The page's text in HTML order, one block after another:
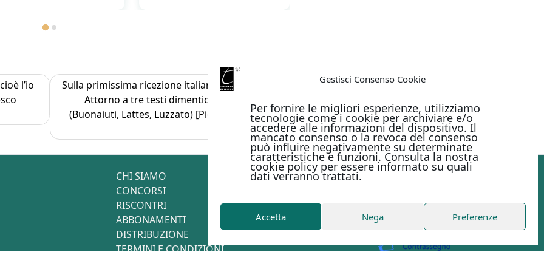
Gestisci Consenso Cookie
Per fornire le migliori esperienze, utilizziamo
tecnologie come i cookie per archiviare e/o
accedere alle informazioni del dispositivo. Il
mancato consenso o la revoca del consenso
può influire negativamente su determinate
caratteristiche e funzioni. Consulta la nostra
cookie policy per essere informato su quali
dati verranno trattati.
Accetta Nega Preferenze
l’io
Sulla primissima ricezione italiana di Martin Buber.
Attorno a tre testi dimenticati degli anni venti
(Buonaiuti, Lattes, Luzzato) [Pier Paolo Pavarotti]
CHI SIAMO
CONCORSI
RISCONTRI
ABBONAMENTI
DISTRIBUZIONE
TERMINI E CONDIZIONI
PAGAMENTI ONLINE CON